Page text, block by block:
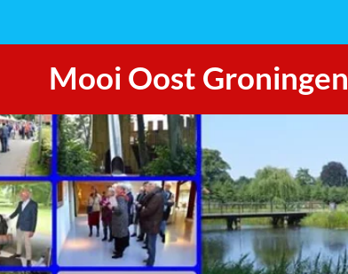
Mooi Oost Groningen